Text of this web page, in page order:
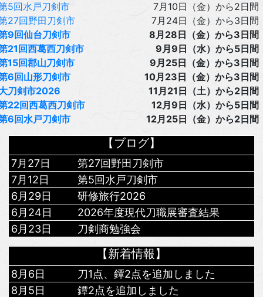
5回水戸刀剣市
7月10日（金）から2日間
27回野田刀剣市
7月24日（金）から3日間
9回仙台刀剣市
8月28日（金）から3日間
21回西葛西刀剣市
9月9日（水）から5日間
15回郡山刀剣市
9月25日（金）から3日間
6回山形刀剣市
10月23日（金）から3日間
刀剣市2026
11月21日（土）から2日間
22回西葛西刀剣市
12月9日（水）から5日間
6回水戸刀剣市
12月25日（金）から2日間
【ブログ】
7月27日
第27回野田刀剣市
7月12日
第5回水戸刀剣市
6月29日
研修旅行2026
6月24日
2026年度現代刀職展審査結果
6月23日
刀剣商勉強会
【新着情報】
8月6日
刀1点、鐔2点を追加しました
8月5日
鐔2点を追加しました